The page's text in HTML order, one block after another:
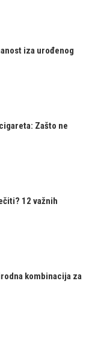
iza urođenog
Zašto ne
12 važnih
kombinacija za